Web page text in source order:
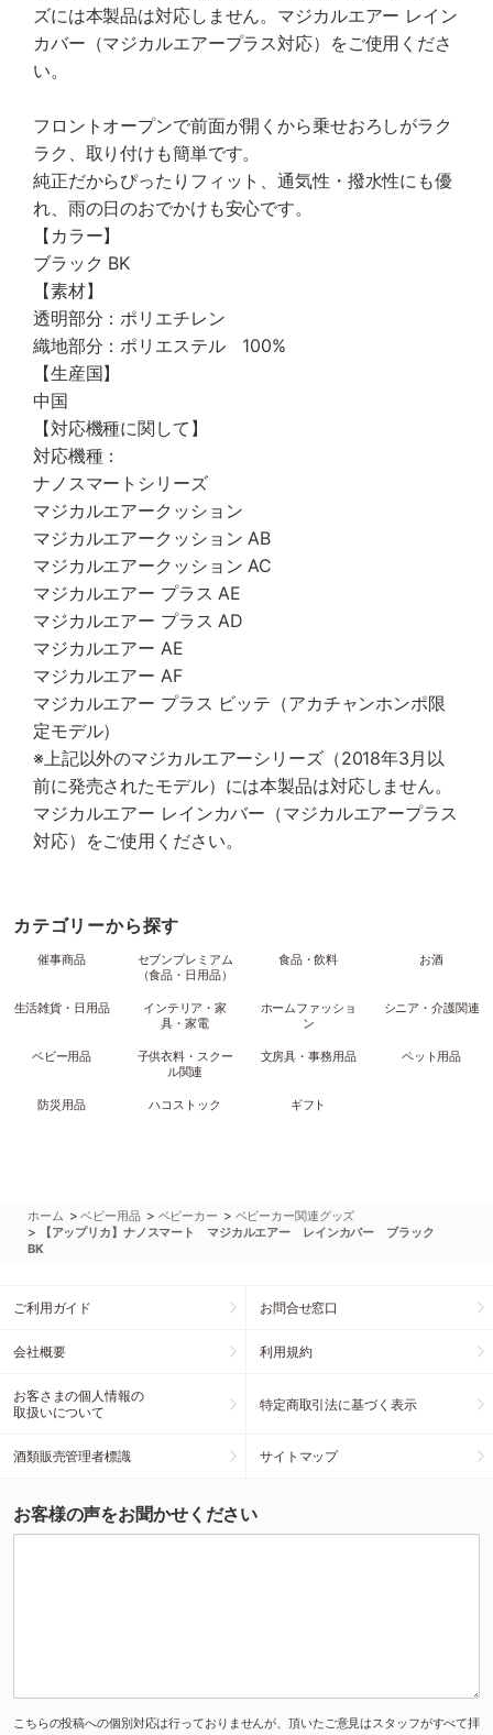
ズには本製品は対応しません。マジカルエアー レイン
カバー（マジカルエアープラス対応）をご使用くださ
い。
フロントオープンで前面が開くから乗せおろしがラク
ラク、取り付けも簡単です。
純正だからぴったりフィット、通気性・撥水性にも優
れ、雨の日のおでかけも安心です。
【カラー】
ブラック BK
【素材】
透明部分：ポリエチレン
織地部分：ポリエステル 100%
【生産国】
中国
【対応機種に関して】
対応機種：
ナノスマートシリーズ
マジカルエアークッション
マジカルエアークッション AB
マジカルエアークッション AC
マジカルエアー プラス AE
マジカルエアー プラス AD
マジカルエアー AE
マジカルエアー AF
マジカルエアー プラス ビッテ（アカチャンホンポ限
定モデル）
※上記以外のマジカルエアーシリーズ（2018年3月以
前に発売されたモデル）には本製品は対応しません。
マジカルエアー レインカバー（マジカルエアープラス
対応）をご使用ください。
カテゴリーから探す
催事商品
セブンプレミアム
（食品・日用品）
食品・飲料 お酒
生活雑貨・日用品
インテリア・家
具・家電
ホームファッショ
ン
シニア・介護関連
ベビー用品
子供衣料・スクー
ル関連
文房具・事務用品 ペット用品
防災用品 ハコストック ギフト
ホーム >ベビー用品 > ベビーカー > ベビーカー関連グッズ
>
【アップリカ】ナノスマート マジカルエアー レインカバー ブラック
BK
ご利用ガイド お問合せ窓口
会社概要 利用規約
お客さまの個人情報の
取扱いについて
特定商取引法に基づく表示
酒類販売管理者標識 サイトマップ
お客様の声をお聞かせください
こちらの投稿への個別対応は行っておりませんが、頂いたご意見はスタッフがすべて拝